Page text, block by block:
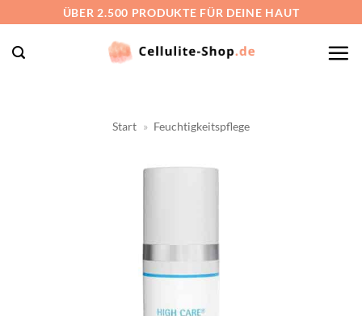
springen
ÜBER 2.500 PRODUKTE FÜR DEINE HAUT
Start » Feuchtigkeitspflege